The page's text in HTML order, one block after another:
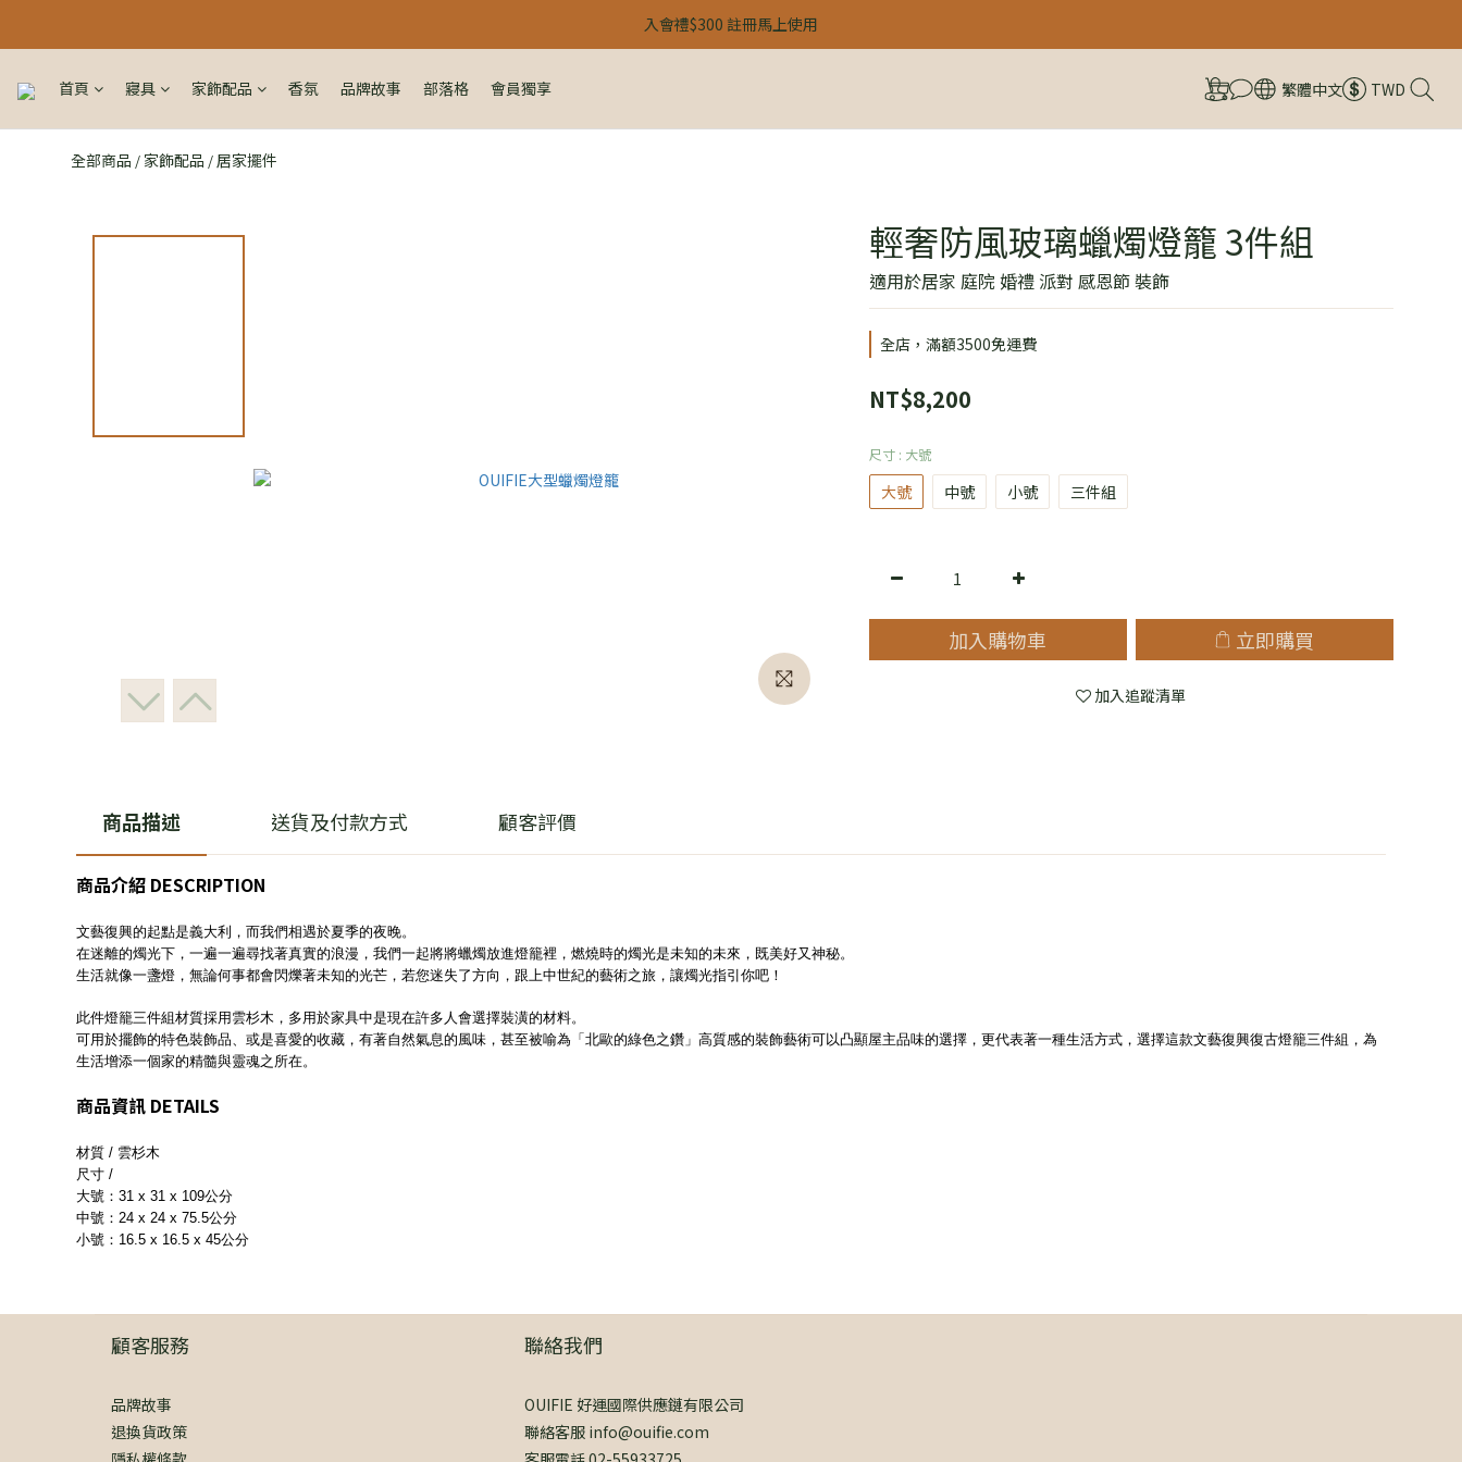
【 24H 快閃：春季雙人限定 】
入會禮$300 註冊馬上使用
首頁 寢具 家飾配品 香氛 品牌故事 部落格 會員獨享 繁體中文 TWD
全部商品 / 家飾配品 /居家擺件
輕奢防風玻璃蠟燭燈籠 3件組
適用於居家 庭院 婚禮 派對 感恩節 裝飾
全店，滿額3500免運費
NT$8,200
尺寸 : 大號
大號 中號 小號 三件組
加入購物車 立即購買
加入追蹤清單
商品描述 送貨及付款方式 顧客評價
商品介紹 DESCRIPTION
文藝復興的起點是義大利，而我們相遇於夏季的夜晚。
在迷離的燭光下，一遍一遍尋找著真實的浪漫，我們一起將將蠟燭放進燈籠裡，燃燒時的燭光是未知的未來，既美好又神秘。
生活就像一盞燈，無論何事都會閃爍著未知的光芒，若您迷失了方向，跟上中世紀的藝術之旅，讓燭光指引你吧！
此件燈籠三件組材質採用雲杉木，多用於家具中是現在許多人會選擇裝潢的材料。
可用於擺飾的特色裝飾品、或是喜愛的收藏，有著自然氣息的風味，甚至被喻為「北歐的綠色之鑽」高質感的裝飾藝術可以凸顯屋主品味的選擇，更代表著一種生活方式，選擇這款文藝復興復古燈籠三件組，為
生活增添一個家的精髓與靈魂之所在。
商品資訊 DETAILS
材質 / 雲杉⽊
尺寸 /
大號：31 x 31 x 109公分
中號：24 x 24 x 75.5公分
小號：16.5 x 16.5 x 45公分
顧客服務
品牌故事
退換貨政策
聯絡我們
OUIFIE 好運國際供應鏈有限公司
聯絡客服 info@ouifie.com